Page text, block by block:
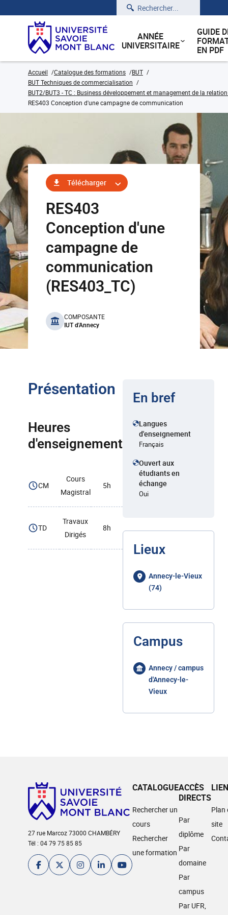
Rechercher
ANNÉE
UNIVERSITAIRE
GUIDE
EN PDF
Accueil Catalogue des formations
BUT
BUT Techniques de commercialisation
BUT2/BUT3 - TC : Business développement et management de la
RES403 Conception d'une campagne de communication
Télécharger
RES403
Conception d'une
campagne de
communication
(RES403_TC)
benefits
COMPOSANTE
IUT d'Annecy
Présentation
Heures
d'enseignement
CM
Cours
Magistral
5h
TD
Travaux
Dirigés
8h
En bref
Langues
d'enseignement
Français
Ouvert aux
étudiants en
échange
Oui
Lieux
Annecy-le-Vieux
(74)
Campus
Annecy / campus
d'Annecy-le-
Vieux
27 rue Marcoz 73000 CHAMBÉRY
Tél : 04 79 75 85 85
CATALOGUE
Rechercher un
cours
Rechercher
une formation
ACCÈS
DIRECTS
Par
diplôme
Par
domaine
Par
campus
Par UFR,
Plan
site